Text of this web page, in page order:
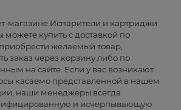
магазине Испарители и картриджи
можете купить с доставкой по
желаемый товар,
заказ через корзину либо по
на сайте. Если у вас возникают
касаемо представленной в нашем
наши менеджеры всегда
и исчерпывающую